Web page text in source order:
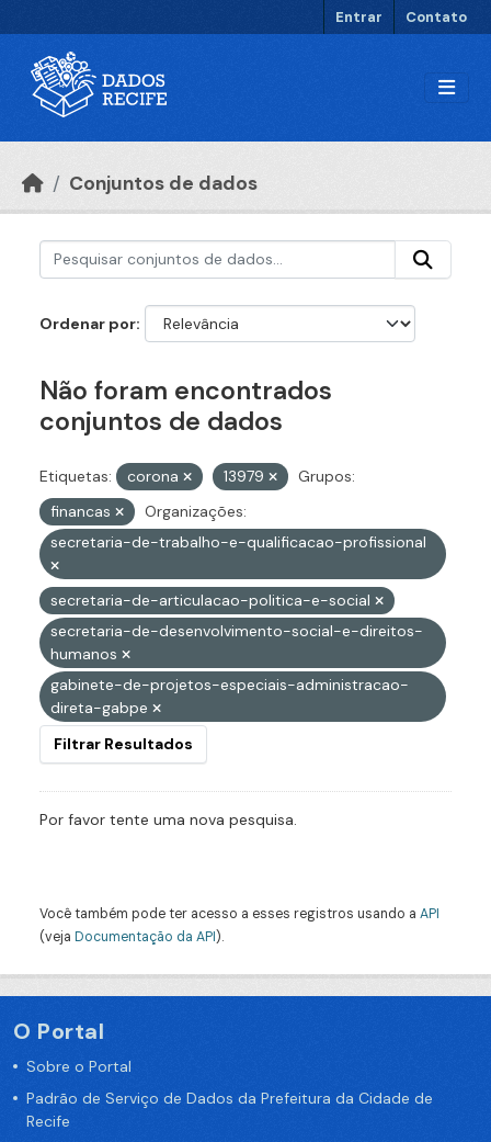
Entrar Contato
Conjuntos de dados
Ordenar por
Não foram encontrados
conjuntos de dados
Etiquetas: corona 13979
Grupos:
financas
Organizações:
secretaria-de-trabalho-e-qualificacao-profissional
secretaria-de-articulacao-politica-e-social
secretaria-de-desenvolvimento-social-e-direitos-
humanos
gabinete-de-projetos-especiais-administracao-
direta-gabpe
Filtrar Resultados
Por favor tente uma nova pesquisa.
Você também pode ter acesso a esses registros usando a API
(veja Documentação da API).
O Portal
Sobre o Portal
Padrão de Serviço de Dados da Prefeitura da Cidade de
Recife